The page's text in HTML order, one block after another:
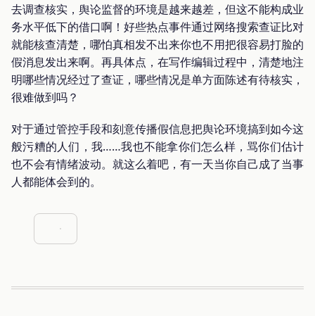
去调查核实，舆论监督的环境是越来越差，但这不能构成业
务水平低下的借口啊！好些热点事件通过网络搜索查证比对
就能核查清楚，哪怕真相发不出来你也不用把很容易打脸的
假消息发出来啊。再具体点，在写作编辑过程中，清楚地注
明哪些情况经过了查证，哪些情况是单方面陈述有待核实，
很难做到吗？
对于通过管控手段和刻意传播假信息把舆论环境搞到如今这
般污糟的人们，我……我也不能拿你们怎么样，骂你们估计
也不会有情绪波动。就这么着吧，有一天当你自己成了当事
人都能体会到的。